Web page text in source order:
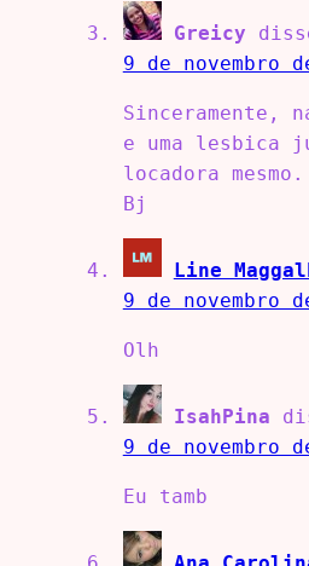
Greicy
9 de novembro
Sinceramente,
e uma lesbica
locadora mesmo.
Bj
Line
9 de novembro
Olh
IsahPina
9 de novembro
Eu tamb